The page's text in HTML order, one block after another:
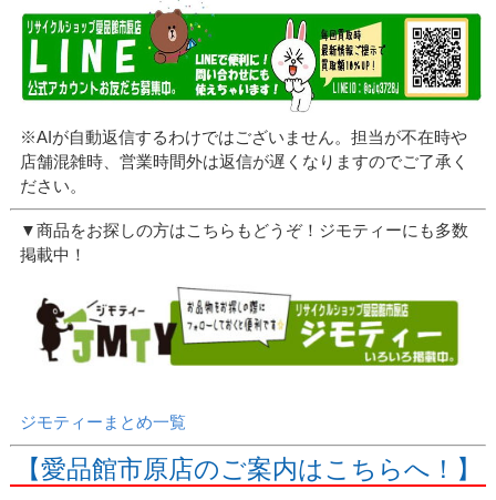
※AIが自動返信するわけではございません。担当が不在時や
店舗混雑時、営業時間外は返信が遅くなりますのでご了承く
ださい。
▼商品をお探しの方はこちらもどうぞ！ジモティーにも多数
掲載中！
ジモティーまとめ一覧
【愛品館市原店のご案内はこちらへ！】